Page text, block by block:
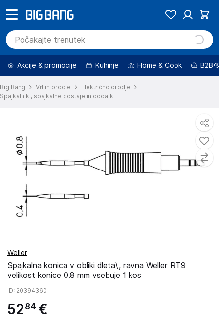
Akcije & promocije Kuhinje Home & Cook B2B
Big Bang Vrt in orodje
Električno orodje
Spajkalniki, spajkalne postaje in dodatki
Weller
Spajkalna konica v obliki dleta\, ravna Weller RT9
velikost konice 0.8 mm vsebuje 1 kos
ID: 20394360
52 84 €